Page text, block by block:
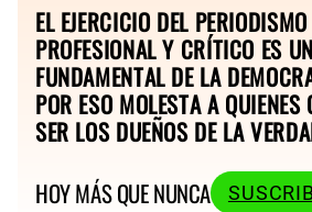
EL EJERCICIO DEL PERIODISMO
PROFESIONAL Y CRÍTICO ES
FUNDAMENTAL DE LA
POR ESO MOLESTA A QUIENES
SER LOS DUEÑOS DE LA
HOY MÁS QUE NUNCA